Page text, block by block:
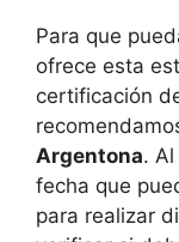
Para que
ofrece esta
certificación
Argentona.
fecha que
para realizar